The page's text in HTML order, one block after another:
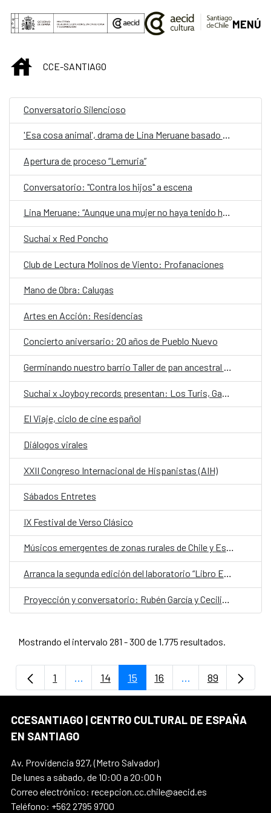
Saltar al contenido principal
MENÚ
INICIOCCE-SANTIAGO
Conversatorio Silencioso
'Esa cosa animal', drama de Lina Meruane basado en su ensayo 'Contra los hijos'
Apertura de proceso “Lemuria”
Conversatorio: "Contra los hijos" a escena
Lina Meruane: “Aunque una mujer no haya tenido hijos, los lleva siempre en la cabeza porque la sociedad se encarga de recordárselo”
Suchai x Red Poncho
Club de Lectura Molinos de Viento: Profanaciones
Mano de Obra: Calugas
Artes en Acción: Residencias
Concierto aniversario: 20 años de Pueblo Nuevo
Germinando nuestro barrio Taller de pan ancestral y contemporáneo con Graciela Huinao
El Viaje, ciclo de cine español
Diálogos virales
XXII Congreso Internacional de Hispanistas (AIH)
Sábados Entretes
IX Festival de Verso Clásico
Músicos emergentes de zonas rurales de Chile y España celebran la identidad territorial y la colaboración cultural
Arranca la segunda edición del laboratorio “Libro Expandido”
Mostrando el intervalo 281 - 300 de 1.775 resultados.
Página
1 ...Páginas intermedias Use TAB para
Página
14 Página
15 Página
16 ...PáginasPágina
89
CCESANTIAGO | CENTRO CULTURAL DE ESPAÑA
EN SANTIAGO
Av. Providencia 927, (Metro Salvador)
De lunes a sábado, de 10:00 a 20:00 h
Correo electrónico: recepcion.cc.chile@aecid.es
Teléfono: +562 2795 9700